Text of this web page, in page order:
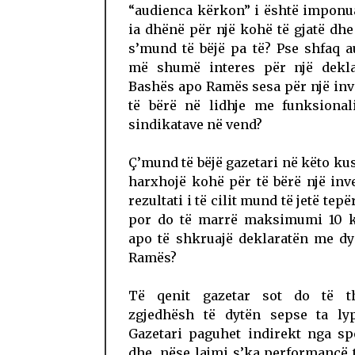
“audienca kërkon” i është
ia dhënë për një kohë të gjatë
s’mund të bëjë pa të? Pse shfaq
më shumë interes për një
Bashës apo Ramës sesa për një
të bërë në lidhje me
sindikatave në vend?
Ç’mund të bëjë gazetari në këto
harxhojë kohë për të bërë një
rezultati i të cilit mund të jetë
por do të marrë maksimumi 10
apo të shkruajë deklaratën me
Ramës?
Të qenit gazetar sot do të
zgjedhësh të dytën sepse ta
Gazetari paguhet indirekt nga